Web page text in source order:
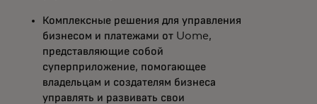
Комплексные решения для управления
бизнесом и платежами от Uome,
представляющие собой
суперприложение, помогающее
владельцам и создателям бизнеса
управлять и развивать свои